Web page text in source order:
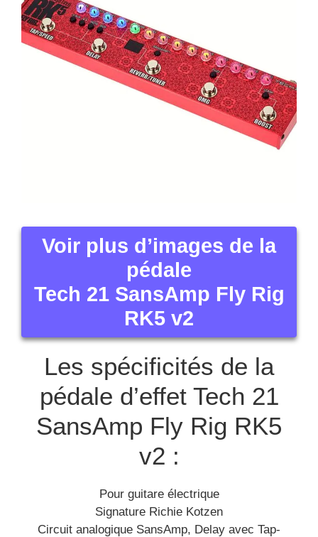
Voir plus d’images de la
pédale
Tech 21 SansAmp Fly Rig
RK5 v2
Les spécificités de la
pédale d’effet Tech 21
SansAmp Fly Rig RK5
v2 :
Pour guitare électrique
Signature Richie Kotzen
Circuit analogique SansAmp, Delay avec Tap-